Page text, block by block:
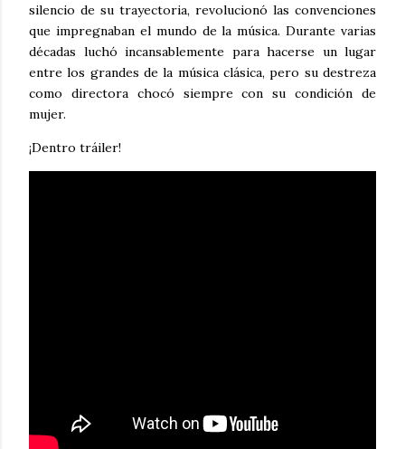
silencio de su trayectoria, revolucionó las convenciones
que impregnaban el mundo de la música. Durante varias
décadas luchó incansablemente para hacerse un lugar
entre los grandes de la música clásica, pero su destreza
como directora chocó siempre con su condición de
mujer.
¡Dentro tráiler!